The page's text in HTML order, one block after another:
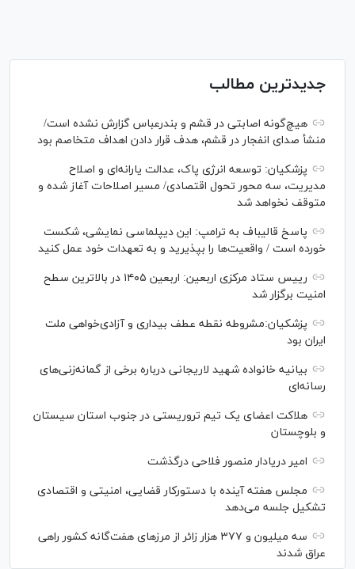
جدیدترین مطالب
هیچ‌گونه اصابتی در قشم و بندرعباس گزارش نشده است/
منشأ صدای انفجار در قشم، هدف قرار دادن اهداف متخاصم بود
پزشکیان: توسعه انرژی پاک، عدالت یارانه‌ای و اصلاح
مدیریت، سه محور تحول اقتصادی/ مسیر اصلاحات آغاز شده و
متوقف نخواهد شد
پاسخ قالیباف به ترامپ: این دیپلماسی نمایشی، شکست
خورده است / واقعیت‌ها را بپذیرید و به تعهدات خود عمل کنید
رییس ستاد مرکزی اربعین: اربعین ۱۴۰۵ در بالاترین سطح
امنیت برگزار شد
پزشکیان:مشروطه نقطه عطف بیداری و آزادی‌خواهی ملت
ایران بود
بیانیه خانواده شهید لاریجانی درباره برخی از گمانه‌زنی‌های
رسانه‌ای
هلاکت اعضای یک تیم تروریستی در جنوب استان سیستان
و بلوچستان
امیر دریادار منصور فلاحی درگذشت
مجلس هفته آینده با دستورکار قضایی، امنیتی و اقتصادی
تشکیل جلسه می‌دهد
سه میلیون و ۳۷۷ هزار زائر از مرز‌های هفت‌گانه کشور راهی
عراق شدند